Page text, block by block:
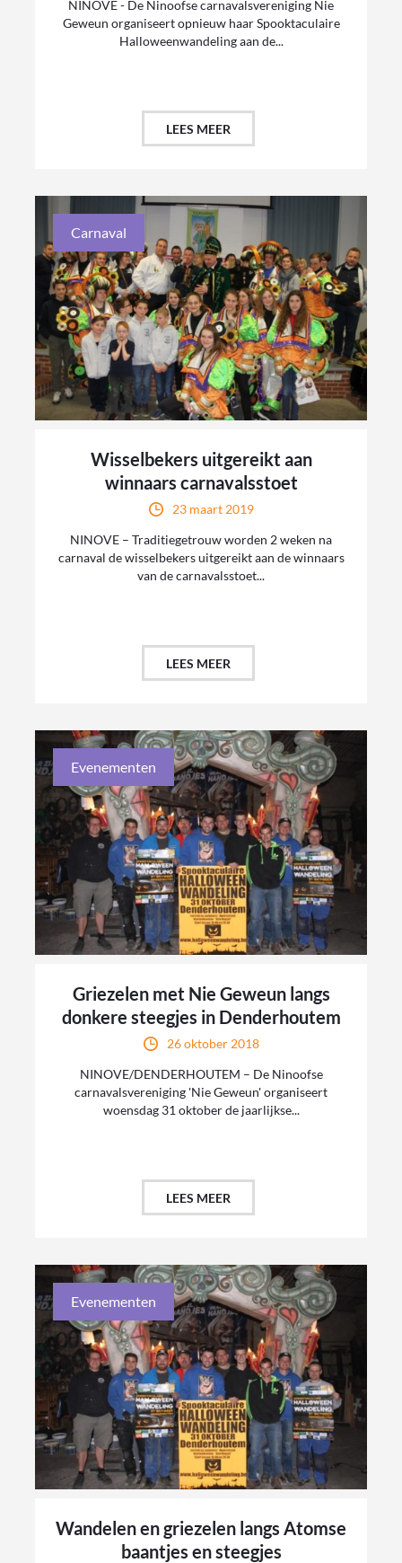
NINOVE - De Ninoofse carnavalsvereniging Nie
Geweun organiseert opnieuw haar Spooktaculaire
Halloweenwandeling aan de...
LEES MEER
Carnaval
Wisselbekers uitgereikt aan
winnaars carnavalsstoet
23 maart 2019
NINOVE – Traditiegetrouw worden 2 weken na
carnaval de wisselbekers uitgereikt aan de winnaars
van de carnavalsstoet...
LEES MEER
Evenementen
Griezelen met Nie Geweun langs
donkere steegjes in Denderhoutem
26 oktober 2018
NINOVE/DENDERHOUTEM – De Ninoofse
carnavalsvereniging 'Nie Geweun' organiseert
woensdag 31 oktober de jaarlijkse...
LEES MEER
Evenementen
Wandelen en griezelen langs Atomse
baantjes en steegjes